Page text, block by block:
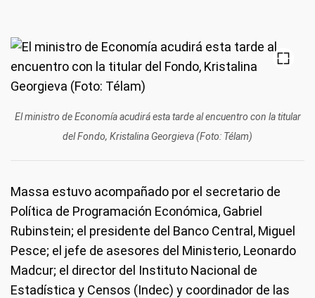
El ministro de Economía acudirá esta tarde al encuentro con la titular
del Fondo, Kristalina Georgieva (Foto: Télam)
Massa estuvo acompañado por el secretario de
Política de Programación Económica, Gabriel
Rubinstein; el presidente del Banco Central, Miguel
Pesce; el jefe de asesores del Ministerio, Leonardo
Madcur; el director del Instituto Nacional de
Estadística y Censos (Indec) y coordinador de las